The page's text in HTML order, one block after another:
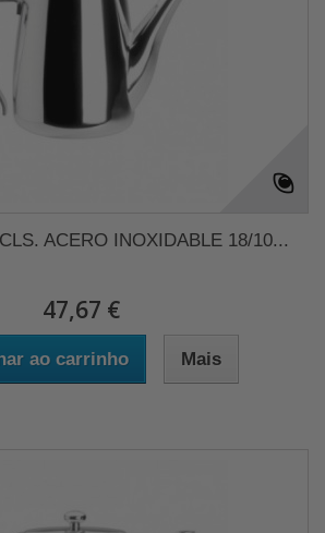
ACERO INOXIDABLE 18/10...
47,67 €
ao carrinho Mais